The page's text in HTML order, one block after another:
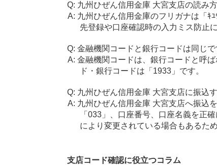
九州ひぜん信用金庫 大宮支店の読み
九州ひぜん信用金庫のフリガナは「ｷ
先登録や口座確認時の入力ミス防止
金融機関コードと銀行コードは同じで
金融機関コードは、銀行コードと呼
ド・銀行コードは「1933」です。
九州ひぜん信用金庫 大宮支店に振込
九州ひぜん信用金庫 大宮支店へ振込
「033」、口座番号、口座名義を正
により変更されている場合もあるた
支店コード確認に役立つコラム